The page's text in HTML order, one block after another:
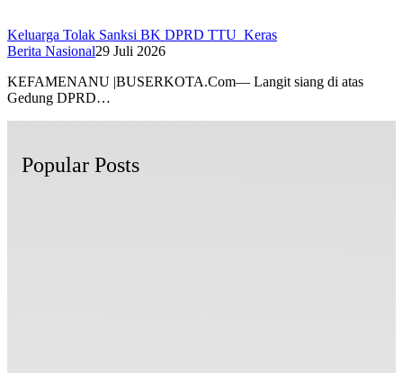
Keluarga Tolak Sanksi BK DPRD TTU Keras
Berita Nasional29 Juli 2026
KEFAMENANU |BUSERKOTA.Com— Langit siang di atas
Gedung DPRD…
Popular Posts